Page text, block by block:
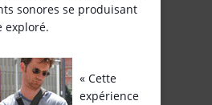
sonores se produisant
exploré.
« Cette
expérience